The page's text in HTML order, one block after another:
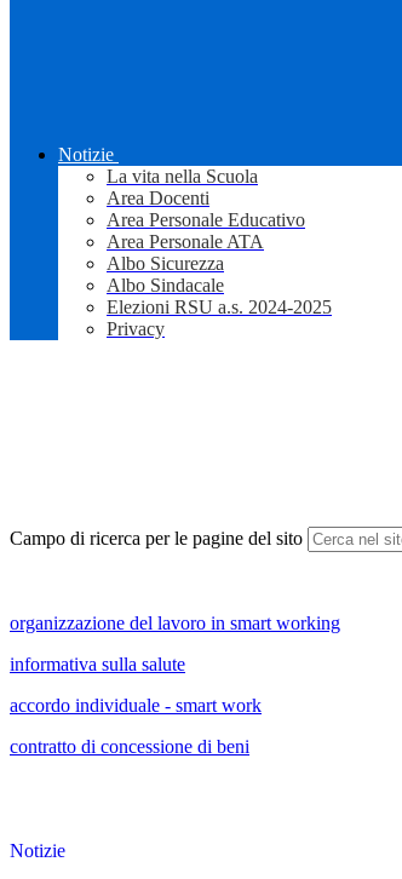
Notizie
La vita nella Scuola
Area Docenti
Area Personale Educativo
Area Personale ATA
Albo Sicurezza
Albo Sindacale
Elezioni RSU a.s. 2024-2025
Privacy
Campo di ricerca per le pagine del sito
organizzazione del lavoro in smart working
informativa sulla salute
accordo individuale - smart work
contratto di concessione di beni
Notizie